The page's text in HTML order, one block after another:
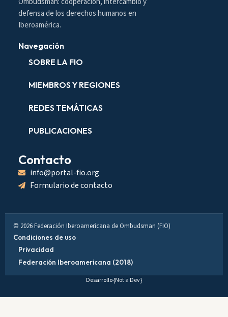
defensa de los derechos humanos en
Iberoamérica.
Navegación
SOBRE LA FIO
MIEMBROS Y REGIONES
REDES TEMÁTICAS
PUBLICACIONES
Contacto
info@portal-fio.org
Formulario de contacto
© 2026 Federación Iberoamericana de Ombudsman (FIO)
Condiciones de uso
Privacidad
Federación Iberoamericana (2018)
Desarrollo{Not a Dev}